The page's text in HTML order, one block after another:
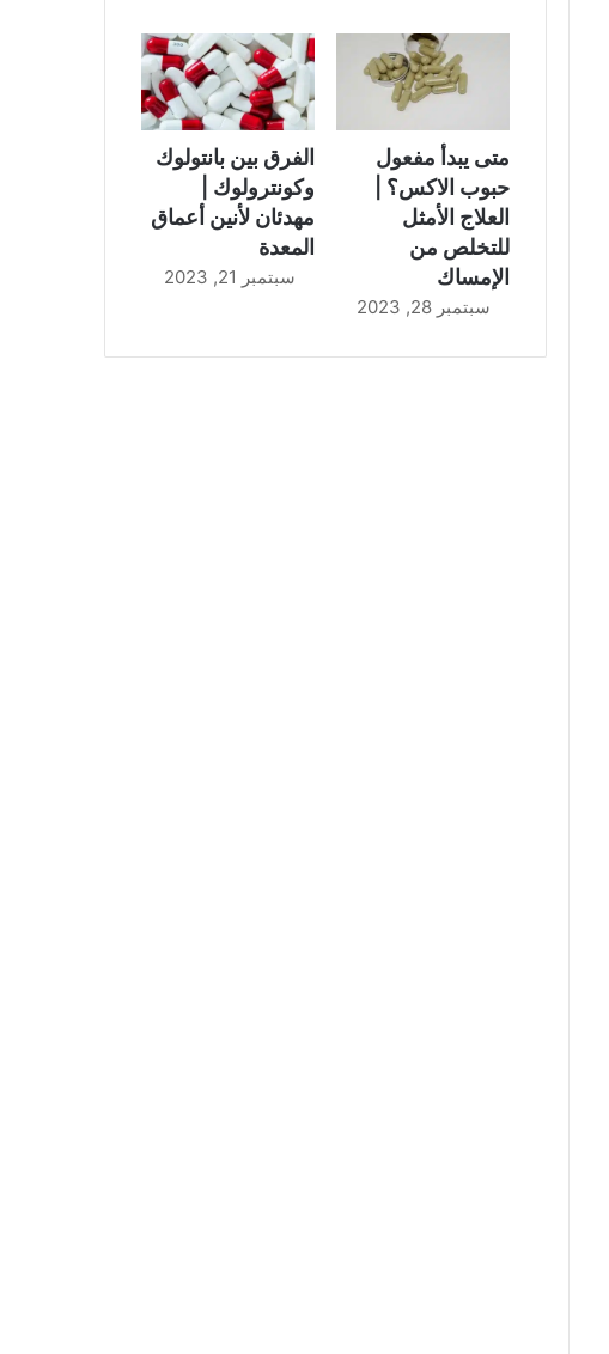
متى يبدأ مفعول
حبوب الاكس؟ |
العلاج الأمثل
للتخلص من
الإمساك
سبتمبر 28, 2023
الفرق بين بانتولوك
وكونترولوك |
مهدئان لأنين أعماق
المعدة
سبتمبر 21, 2023